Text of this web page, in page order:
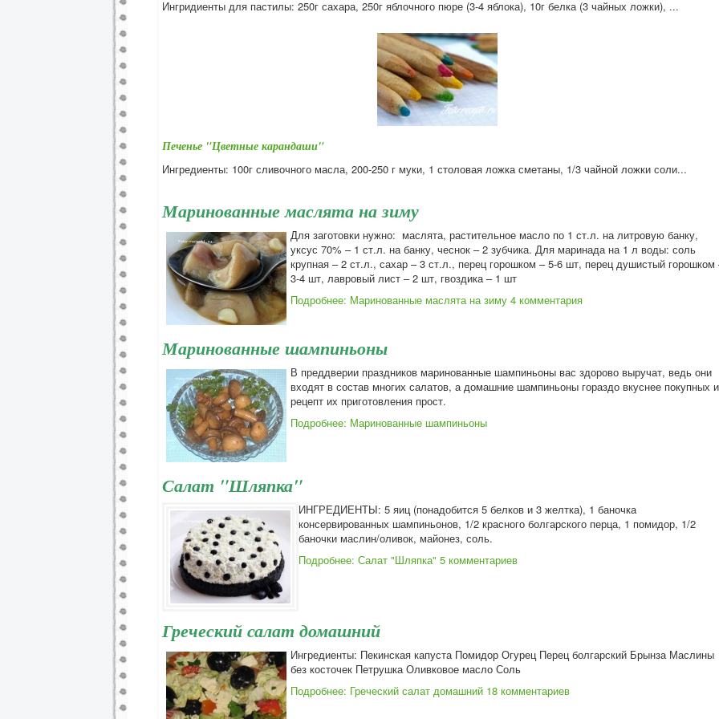
Ингридиенты для пастилы: 250г сахара, 250г яблочного пюре (3-4 яблока), 10г белка (3 чайных ложки), ...
Печенье "Цветные карандаши"
Ингредиенты: 100г сливочного масла, 200-250 г муки, 1 столовая ложка сметаны, 1/3 чайной ложки соли...
Маринованные маслята на зиму
Для заготовки нужно: маслята, растительное масло по 1 ст.л. на литровую банку,
уксус 70% – 1 ст.л. на банку, чеснок – 2 зубчика. Для маринада на 1 л воды: соль
крупная – 2 ст.л., сахар – 3 ст.л., перец горошком – 5-6 шт, перец душистый горошком
3-4 шт, лавровый лист – 2 шт, гвоздика – 1 шт
Подробнее: Маринованные маслята на зиму 4 комментария
Маринованные шампиньоны
В преддверии праздников маринованные шампиньоны вас здорово выручат, ведь они
входят в состав многих салатов, а домашние шампиньоны гораздо вкуснее покупных и
рецепт их приготовления прост.
Подробнее: Маринованные шампиньоны
Салат "Шляпка"
ИНГРЕДИЕНТЫ: 5 яиц (понадобится 5 белков и 3 желтка), 1 баночка
консервированных шампиньонов, 1/2 красного болгарского перца, 1 помидор, 1/2
баночки маслин/оливок, майонез, соль.
Подробнее: Салат "Шляпка" 5 комментариев
Греческий салат домашний
Ингредиенты: Пекинская капуста Помидор Огурец Перец болгарский Брынза Маслины
без косточек Петрушка Оливковое масло Соль
Подробнее: Греческий салат домашний 18 комментариев